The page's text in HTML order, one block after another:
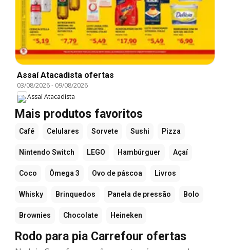
Assaí Atacadista ofertas
03/08/2026- 09/08/2026
Assaí Atacadista
Mais produtos favoritos
Café Celulares Sorvete Sushi Pizza
Nintendo Switch LEGO Hambúrguer Açaí
Coco Ômega 3 Ovo de páscoa Livros
Whisky Brinquedos Panela de pressão Bolo
Brownies Chocolate Heineken
Rodo para pia Carrefour ofertas